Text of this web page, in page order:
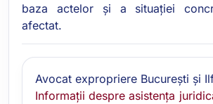
baza actelor și a situației
afectat.
Avocat expropriere București și
Informații despre asistența